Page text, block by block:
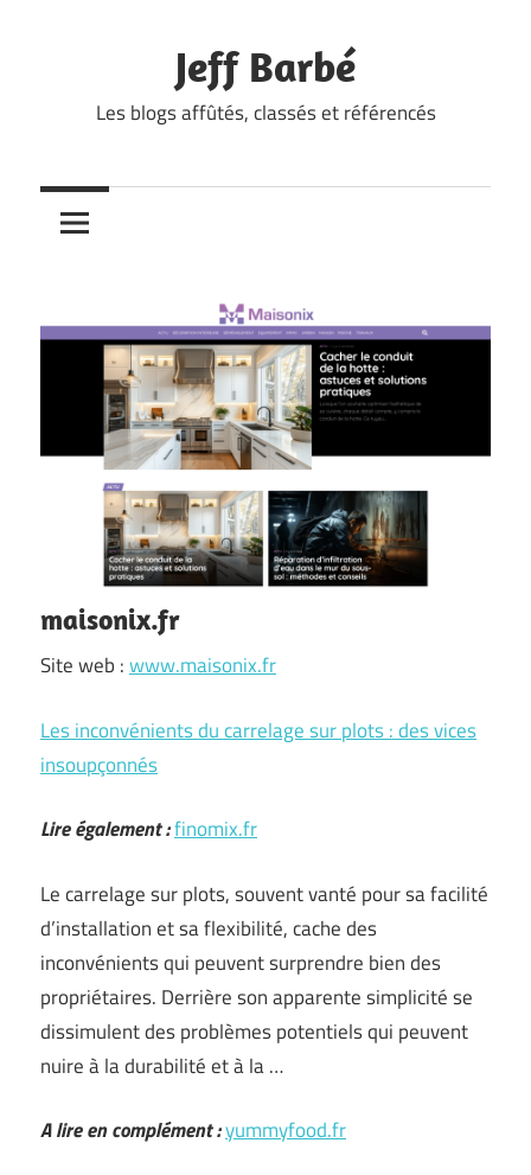
Jeff Barbé
Les blogs affûtés, classés et référencés
maisonix.fr
Site web :www.maisonix.fr
Les inconvénients du carrelage sur plots : des vices
insoupçonnés
Lire également :finomix.fr
Le carrelage sur plots, souvent vanté pour sa facilité
d’installation et sa flexibilité, cache des
inconvénients qui peuvent surprendre bien des
propriétaires. Derrière son apparente simplicité se
dissimulent des problèmes potentiels qui peuvent
nuire à la durabilité et à la …
A lire en complément :yummyfood.fr